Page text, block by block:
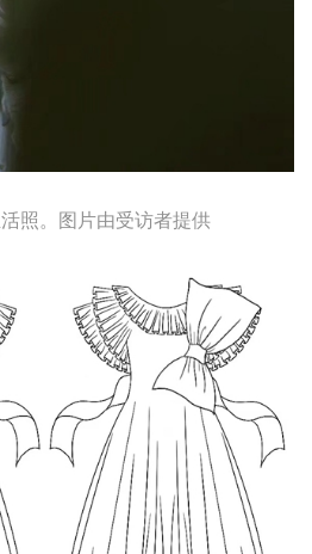
照。图片由受访者提供